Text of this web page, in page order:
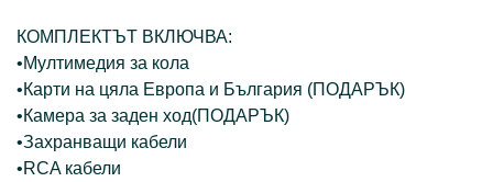
КОМПЛЕКТЪТ ВКЛЮЧВА:
•Мултимедия за кола
•Карти на цяла Европа и България (ПОДАРЪК)
•Камера за заден ход(ПОДАРЪК)
•Захранващи кабели
•RCA кабели